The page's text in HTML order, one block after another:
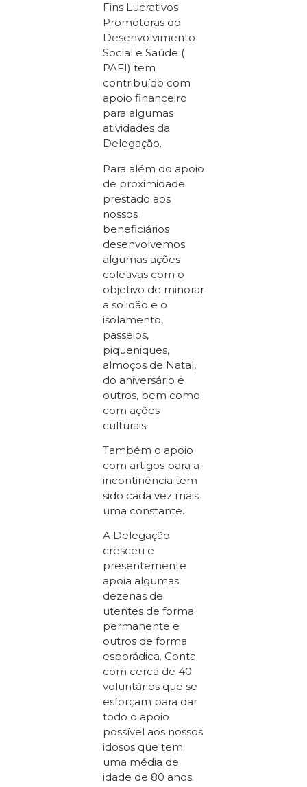
Fins Lucrativos
Promotoras do
Desenvolvimento
Social e Saúde (
PAFI) tem
contribuído com
apoio financeiro
para algumas
atividades da
Delegação.
Para além do apoio
de proximidade
prestado aos
nossos
beneficiários
desenvolvemos
algumas ações
coletivas com o
objetivo de minorar
a solidão e o
isolamento,
passeios,
piqueniques,
almoços de Natal,
do aniversário e
outros, bem como
com ações
culturais.
Também o apoio
com artigos para a
incontinência tem
sido cada vez mais
uma constante.
A Delegação
cresceu e
presentemente
apoia algumas
dezenas de
utentes de forma
permanente e
outros de forma
esporádica. Conta
com cerca de 40
voluntários que se
esforçam para dar
todo o apoio
possível aos nossos
idosos que tem
uma média de
idade de 80 anos.